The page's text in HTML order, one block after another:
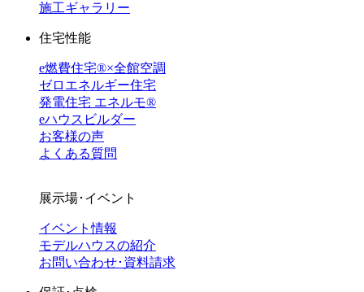
施工ギャラリー
住宅性能
e燃費住宅®︎×全館空調
ゼロエネルギー住宅
発電住宅 エネルモ®
eハウスビルダー
お客様の声
よくある質問
展示場･イベント
イベント情報
モデルハウスの紹介
お問い合わせ･資料請求